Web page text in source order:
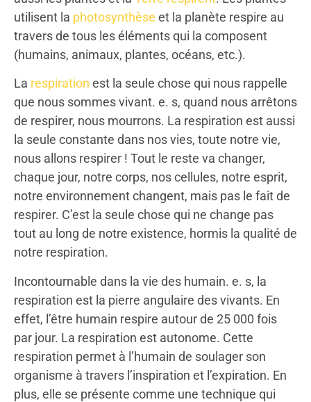
utilisent la photosynthèse et la planète respire au
travers de tous les éléments qui la composent
(humains, animaux, plantes, océans, etc.).
La respiration est la seule chose qui nous rappelle
que nous sommes vivant. e. s, quand nous arrêtons
de respirer, nous mourrons. La respiration est aussi
la seule constante dans nos vies, toute notre vie,
nous allons respirer ! Tout le reste va changer,
chaque jour, notre corps, nos cellules, notre esprit,
notre environnement changent, mais pas le fait de
respirer. C’est la seule chose qui ne change pas
tout au long de notre existence, hormis la qualité de
notre respiration.
Incontournable dans la vie des humain. e. s, la
respiration est la pierre angulaire des vivants. En
effet, l’être humain respire autour de 25 000 fois
par jour. La respiration est autonome. Cette
respiration permet à l’humain de soulager son
organisme à travers l’inspiration et l’expiration. En
plus, elle se présente comme une technique qui